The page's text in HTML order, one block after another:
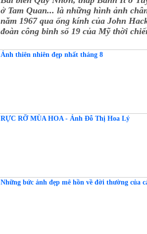
ở Tam Quan... là những hình ảnh
năm 1967 qua ống kính của John
đoàn công binh số 19 của Mỹ thời
Ảnh thiên nhiên đẹp nhất tháng 8
RỰC RỠ MÙA HOA - Ảnh Đỗ Thị Hoa Lý
Những bức ảnh đẹp mê hồn về đời thường của